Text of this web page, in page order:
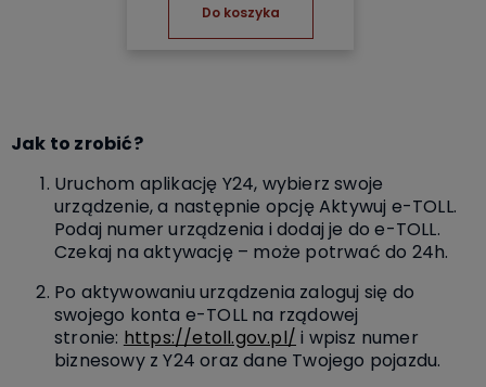
Do koszyka
Jak to zrobić?
Uruchom aplikację Y24, wybierz swoje
urządzenie, a następnie opcję Aktywuj e-TOLL.
Podaj numer urządzenia i dodaj je do e-TOLL.
Czekaj na aktywację – może potrwać do 24h.
Po aktywowaniu urządzenia zaloguj się do
swojego konta e-TOLL na rządowej
stronie: https://etoll.gov.pl/ i wpisz numer
biznesowy z Y24 oraz dane Twojego pojazdu.